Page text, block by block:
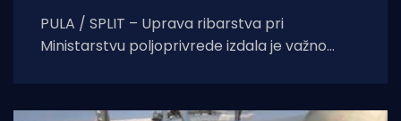
PULA / SPLIT – Uprava ribarstva pri
Ministarstvu poljoprivrede izdala je važno